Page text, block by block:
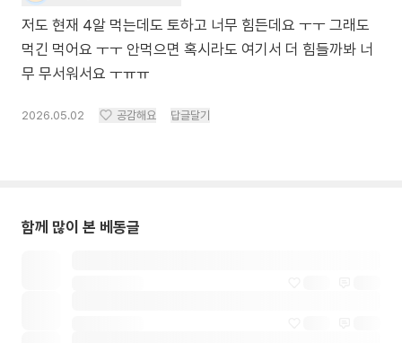
저도 현재 4알 먹는데도 토하고 너무 힘든데요 ㅜㅜ 그래도
먹긴 먹어요 ㅜㅜ 안먹으면 혹시라도 여기서 더 힘들까봐 너
무 무서워서요 ㅜㅠㅠ
2026.05.02 공감해요 답글달기
함께 많이 본 베동글